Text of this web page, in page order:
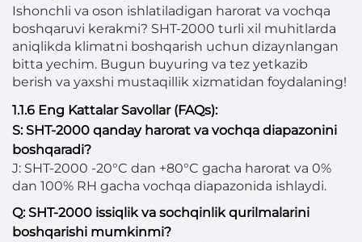
Ishonchli va oson ishlatiladigan harorat va vochqa
boshqaruvi kerakmi? SHT-2000 turli xil muhitlarda
aniqlikda klimatni boshqarish uchun dizaynlangan
bitta yechim. Bugun buyuring va tez yetkazib
berish va yaxshi mustaqillik xizmatidan foydalaning!
1.1.6 Eng Kattalar Savollar (FAQs):
S: SHT-2000 qanday harorat va vochqa diapazonini
boshqaradi?
J: SHT-2000 -20°C dan +80°C gacha harorat va 0%
dan 100% RH gacha vochqa diapazonida ishlaydi.
Q: SHT-2000 issiqlik va sochqinlik qurilmalarini
boshqarishi mumkinmi?